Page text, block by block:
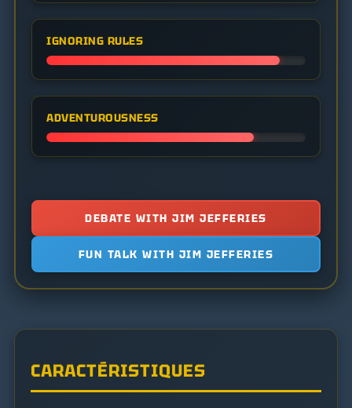
IGNORING RULES
ADVENTUROUSNESS
DEBATE WITH JIM JEFFERIES
FUN TALK WITH JIM JEFFERIES
CARACTÉRISTIQUES